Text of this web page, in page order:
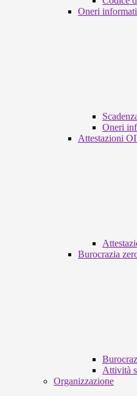
Oneri
Oneri
Attestazioni
Burocrazia
Attività
Organizzazione